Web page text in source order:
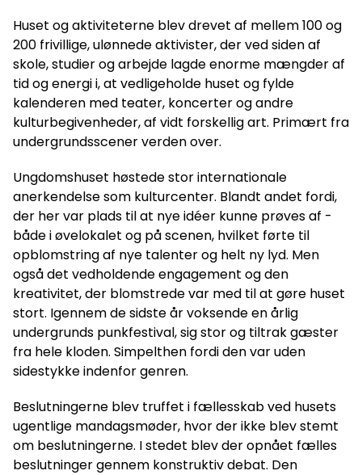
Huset og aktiviteterne blev drevet af mellem 100 og
200 frivillige, ulønnede aktivister, der ved siden af
skole, studier og arbejde lagde enorme mængder af
tid og energi i, at vedligeholde huset og fylde
kalenderen med teater, koncerter og andre
kulturbegivenheder, af vidt forskellig art. Primært fra
undergrundsscener verden over.
Ungdomshuset høstede stor internationale
anerkendelse som kulturcenter. Blandt andet fordi,
der her var plads til at nye idéer kunne prøves af -
både i øvelokalet og på scenen, hvilket førte til
opblomstring af nye talenter og helt ny lyd. Men
også det vedholdende engagement og den
kreativitet, der blomstrede var med til at gøre huset
stort. Igennem de sidste år voksende en årlig
undergrunds punkfestival, sig stor og tiltrak gæster
fra hele kloden. Simpelthen fordi den var uden
sidestykke indenfor genren.
Beslutningerne blev truffet i fællesskab ved husets
ugentlige mandagsmøder, hvor der ikke blev stemt
om beslutningerne. I stedet blev der opnået fælles
beslutninger gennem konstruktiv debat. Den